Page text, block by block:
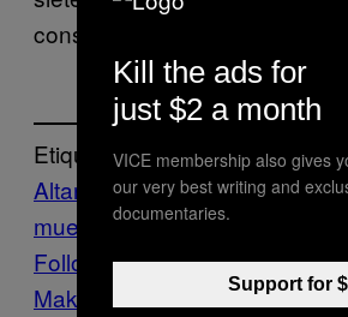
conseguir paz espiritual.
Etiquetado:
Altar
Creators día de
muertos ensayo Halloween
Follow Us On Discover
Make Us Preferred In Top
Kill the ads for
just $2 a month
VICE membership also gives
our very best writing and
documentaries.
Support for